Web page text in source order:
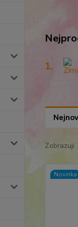
1.
Zobrazuji
Novinka